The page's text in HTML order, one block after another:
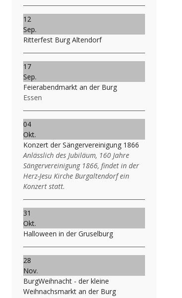
12
Sep.
Ritterfest Burg Altendorf
17
Sep.
Feierabendmarkt an der Burg
Essen
04
Okt.
Konzert der Sängervereinigung 1866
Anlässlich des Jubiläum, 160 Jahre
Sängervereinigung 1866, findet in der
Herz-Jesu Kirche Burgaltendorf ein
Konzert statt.
31
Okt.
Halloween in der Gruselburg
28
Nov.
BurgWeihnacht - der kleine
Weihnachsmarkt an der Burg